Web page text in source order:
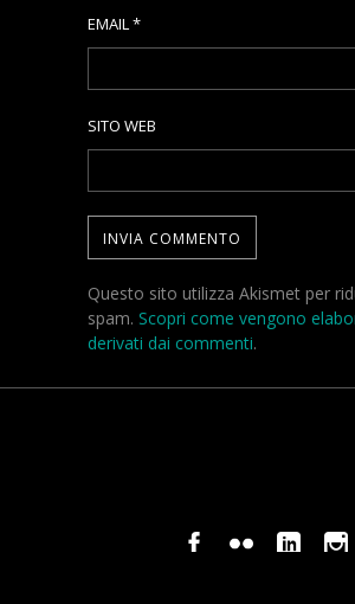
EMAIL*
SITO WEB
Questo sito utilizza Akismet per
spam. Scopri come vengono
derivati dai commenti.